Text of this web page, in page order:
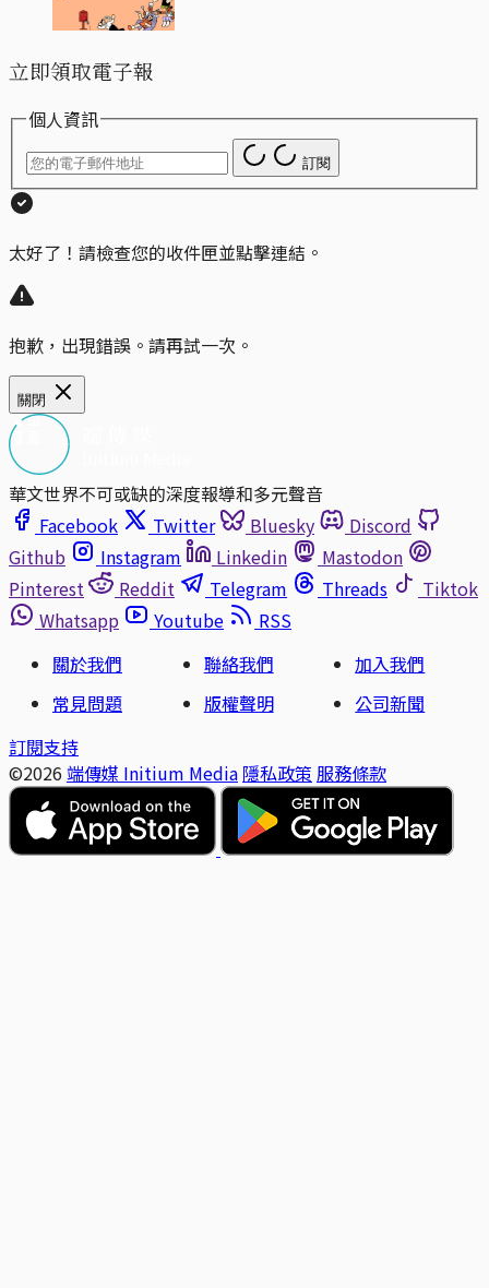
立即領取電子報
個人資訊
訂閱
太好了！請檢查您的收件匣並點擊連結。
抱歉，出現錯誤。請再試一次。
關閉
華文世界不可或缺的深度報導和多元聲音
Facebook
Twitter Bluesky
Discord
Github
Instagram Linkedin
Mastodon
Pinterest
Reddit Telegram Threads
Tiktok
Whatsapp
Youtube
RSS
關於我們
聯絡我們
加入我們
常見問題
版權聲明
公司新聞
訂閱支持
©2026 端傳媒 Initium Media 隱私政策 服務條款